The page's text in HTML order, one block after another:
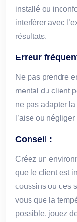
installé ou
interférer avec
résultats.
Erreur
Ne pas prendre
mental du client
ne pas adapter
l’aise ou
Conseil :
Créez un
que le client est
coussins ou des
vous que la
possible, jouez